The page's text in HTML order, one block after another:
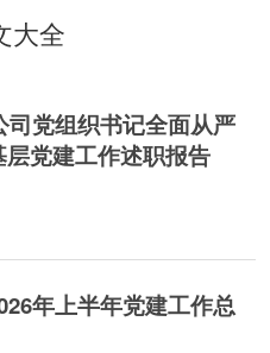
大全
司党组织书记全面从严
党建工作述职报告
年上半年党建工作总